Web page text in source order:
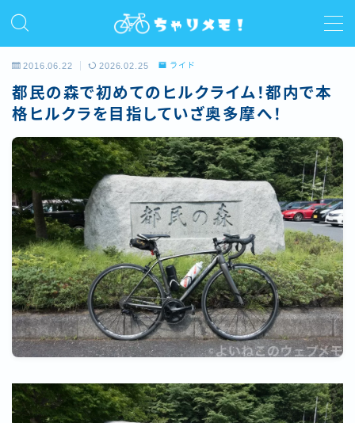
MENU
ホーム
プロフィール
ライド
サイクルコラム
レビュー/インプレ
お問い合わせ
2016.06.22 2026.02.25 ライド
都民の森で初めてのヒルクライム！都内で本
格ヒルクラを目指していざ奥多摩へ！